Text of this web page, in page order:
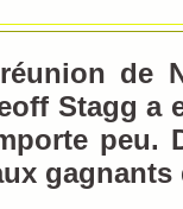
de
Stagg a
peu.